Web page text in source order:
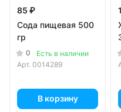
85 ₽
Сода пищевая 500
гр
0
Есть в наличии
Арт. 0014289
В корзину